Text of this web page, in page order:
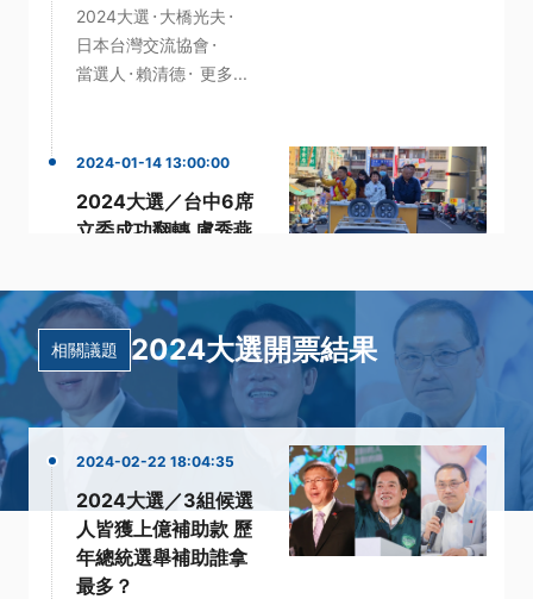
2024大選 · 大橋光夫 ·
日本台灣交流協會 ·
當選人 · 賴清德· 更多...
2024-01-14 13:00:00
2024大選／台中6席
立委成功翻轉 盧秀燕
中二選區·區域立委·
當選人· 盧秀燕 ·
更多...
相關議題 2024大選開票結果
2024-02-22 18:04:35
2024大選／3組候選
人皆獲上億補助款 歷
年總統選舉補助誰拿
最多？